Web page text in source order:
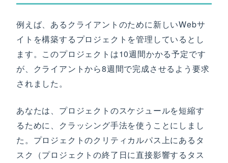
例えば、あるクライアントのために新しいWebサ
イトを構築するプロジェクトを管理しているとし
ます。このプロジェクトは10週間かかる予定です
が、クライアントから8週間で完成させるよう要求
されました。
あなたは、プロジェクトのスケジュールを短縮す
るために、クラッシング手法を使うことにしまし
た。プロジェクトのクリティカルパス上にあるタ
スク（プロジェクトの終了日に直接影響するタス